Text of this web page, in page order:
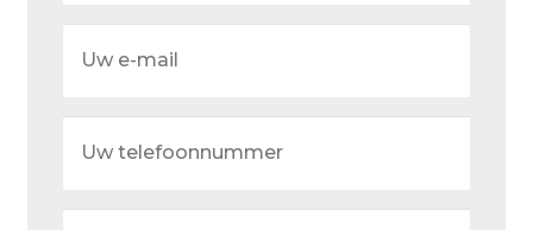
telefoonnummer